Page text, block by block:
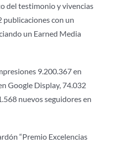
del testimonio y vivencias
publicaciones con un
un Earned Media
9.200.367 en
Google Display, 74.032
nuevos seguidores en
“Premio Excelencias